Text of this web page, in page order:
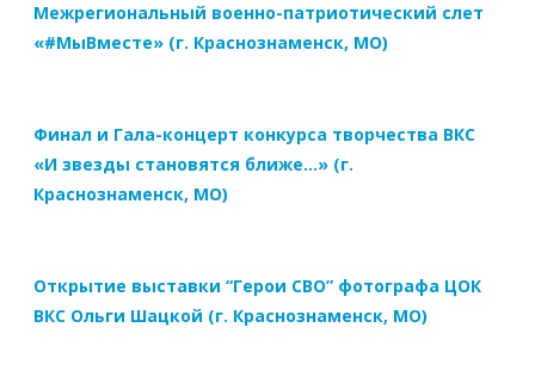
Межрегиональный военно-патриотический слет
«#МыВместе» (г. Краснознаменск, МО)
Финал и Гала-концерт конкурса творчества ВКС
«И звезды становятся ближе…» (г.
Краснознаменск, МО)
Открытие выставки “Герои СВО” фотографа ЦОК
ВКС Ольги Шацкой (г. Краснознаменск, МО)